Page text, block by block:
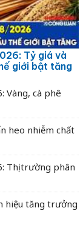
Tỷ giá và
giới bật tăng
Vàng, cà phê
heo nhiễm chất
Thị trường phân
hiệu tăng trưởng